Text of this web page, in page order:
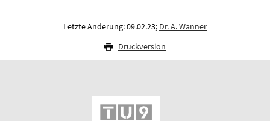
Letzte Änderung: 09.02.23; Dr. A. Wanner
Druckversion